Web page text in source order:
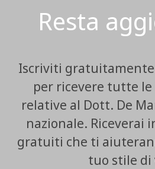
Resta
Iscriviti
per ricevere tutte
relative al Dott. De
nazionale. Riceverai
gratuiti che ti
tuo stile di